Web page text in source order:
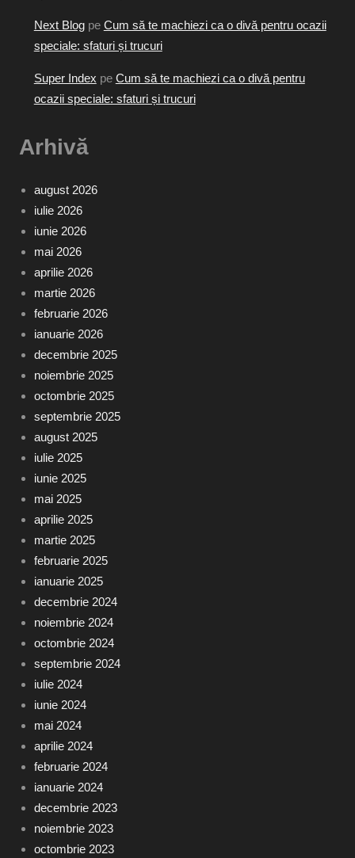
Next Blogpe Cum să te machiezi ca o divă pentru ocazii
speciale: sfaturi și trucuri
Super Index pe Cum să te machiezi ca o divă pentru
ocazii speciale: sfaturi și trucuri
Arhivă
august 2026
iulie 2026
iunie 2026
mai 2026
aprilie 2026
martie 2026
februarie 2026
ianuarie 2026
decembrie 2025
noiembrie 2025
octombrie 2025
septembrie 2025
august 2025
iulie 2025
iunie 2025
mai 2025
aprilie 2025
martie 2025
februarie 2025
ianuarie 2025
decembrie 2024
noiembrie 2024
octombrie 2024
septembrie 2024
iulie 2024
iunie 2024
mai 2024
aprilie 2024
februarie 2024
ianuarie 2024
decembrie 2023
noiembrie 2023
octombrie 2023